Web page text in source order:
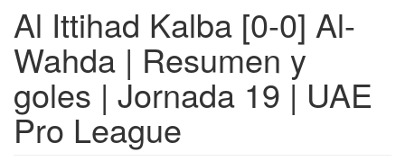
Al Ittihad Kalba [0-0] Al-
Wahda | Resumen y
goles | Jornada 19 | UAE
Pro League